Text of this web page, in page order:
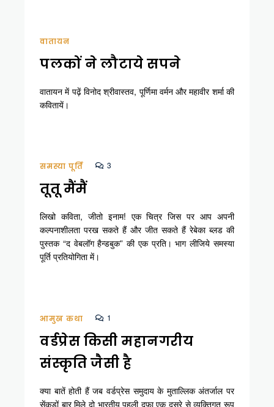
वातायन
पलकों ने लौटाये सपने
वातायन में पढ़ें विनोद श्रीवास्तव, पूर्णिमा वर्मन और महावीर शर्मा की
कवितायें।
समस्या पूर्ति 3
तूतू मैंमैं
लिखो कविता, जीतो इनाम! एक चित्र जिस पर आप अपनी
कल्पनाशीलता परख सकते हैं और जीत सकते हैं रेबेका ब्लड की
पुस्तक “द वेबलॉग हैन्डबुक” की एक प्रति। भाग लीजिये समस्या
पूर्ति प्रतियोगिता में।
आमुख कथा 1
वर्डप्रेस किसी महानगरीय
संस्कृति जैसी है
क्या बातें होती हैं जब वर्डप्रेस समुदाय के मुताल्लिक अंतर्जाल पर
सेंकड़ों बार मिले दो भारतीय पहली दफ़ा एक दूसरे से व्यक्तिगत रूप